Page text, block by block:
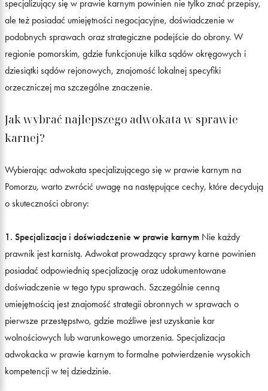
specjalizujący się w prawie karnym powinien nie tylko znać przepisy,
ale też posiadać umiejętności negocjacyjne, doświadczenie w
podobnych sprawach oraz strategiczne podejście do obrony. W
regionie pomorskim, gdzie funkcjonuje kilka sądów okręgowych i
dziesiątki sądów rejonowych, znajomość lokalnej specyfiki
orzeczniczej ma szczególne znaczenie.
Jak wybrać najlepszego adwokata w sprawie
karnej?
Wybierając adwokata specjalizującego się w prawie karnym na
Pomorzu, warto zwrócić uwagę na następujące cechy, które decydują
o skuteczności obrony:
1. Specjalizacja i doświadczenie w prawie karnym Nie każdy
prawnik jest karnistą. Adwokat prowadzący sprawy karne powinien
posiadać odpowiednią specjalizację oraz udokumentowane
doświadczenie w tego typu sprawach. Szczególnie cenną
umiejętnością jest znajomość strategii obronnych w sprawach o
pierwsze przestępstwo, gdzie możliwe jest uzyskanie kar
wolnościowych lub warunkowego umorzenia. Specjalizacja
adwokacka w prawie karnym to formalne potwierdzenie wysokich
kompetencji w tej dziedzinie.